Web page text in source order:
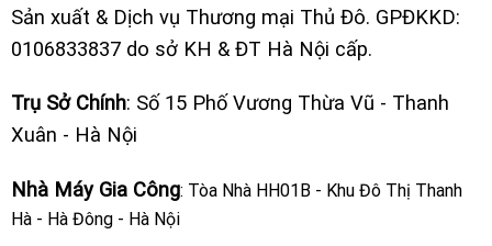
Sản xuất & Dịch vụ Thương mại Thủ Đô. GPĐKKD:
0106833837 do sở KH & ĐT Hà Nội cấp.
Trụ Sở Chính: Số 15 Phố Vương Thừa Vũ - Thanh
Xuân - Hà Nội
Nhà Máy Gia Công: Tòa Nhà HH01B - Khu Đô Thị Thanh
Hà - Hà Đông - Hà Nội